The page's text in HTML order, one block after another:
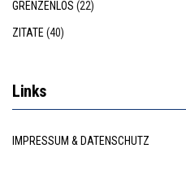
GRENZENLOS (22)
ZITATE(40)
Links
IMPRESSUM & DATENSCHUTZ